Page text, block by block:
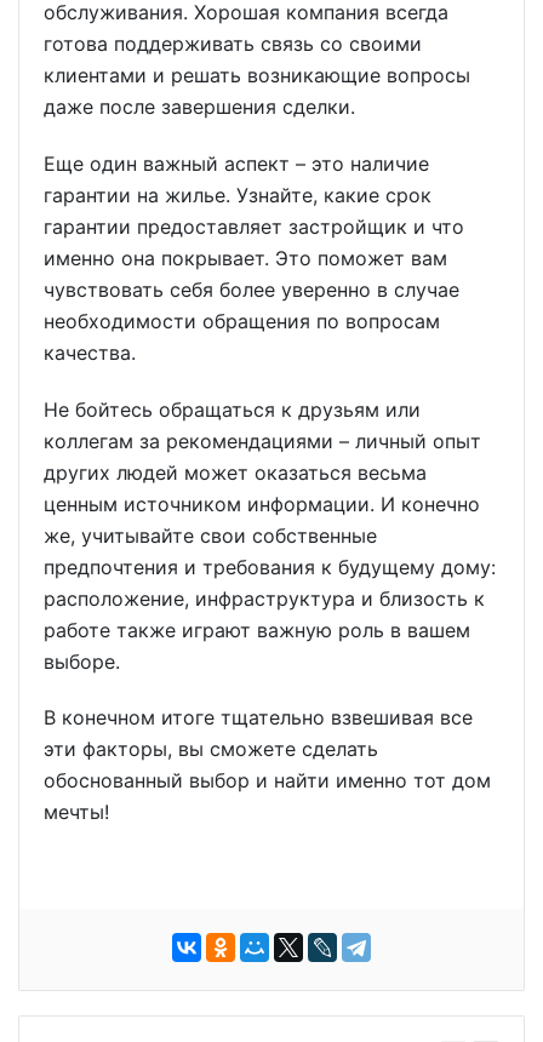
обслуживания. Хорошая компания всегда
готова поддерживать связь со своими
клиентами и решать возникающие вопросы
даже после завершения сделки.
Еще один важный аспект – это наличие
гарантии на жилье. Узнайте, какие срок
гарантии предоставляет застройщик и что
именно она покрывает. Это поможет вам
чувствовать себя более уверенно в случае
необходимости обращения по вопросам
качества.
Не бойтесь обращаться к друзьям или
коллегам за рекомендациями – личный опыт
других людей может оказаться весьма
ценным источником информации. И конечно
же, учитывайте свои собственные
предпочтения и требования к будущему дому:
расположение, инфраструктура и близость к
работе также играют важную роль в вашем
выборе.
В конечном итоге тщательно взвешивая все
эти факторы, вы сможете сделать
обоснованный выбор и найти именно тот дом
мечты!